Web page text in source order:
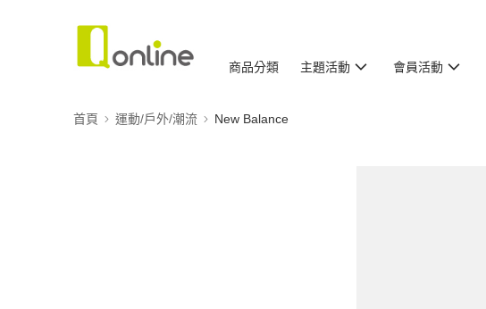
商品分類 主題活動 會員活動
首頁 運動/戶外/潮流 New Balance